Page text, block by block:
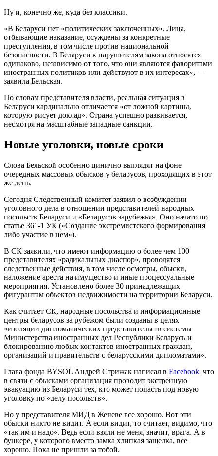
Ну и, конечно же, куда без классики.
«В Беларуси нет «политических заключенных». Лица,
отбывающие наказание, осуждены за конкретные
преступления, в том числе против национальной
безопасности. В Беларуси к нарушителям закона относятся
одинаково, независимо от того, что они являются фаворитами
иностранных политиков или действуют в их интересах», —
заявила Бельская.
По словам представителя власти, реальная ситуация в
Беларуси кардинально отличается «от ложной картины,
которую рисует доклад». Страна успешно развивается,
несмотря на масштабные западные санкции.
Новые уголовки, новые сроки
Слова Бельской особенно цинично выглядят на фоне
очередных массовых обысков у беларусов, проходящих в этот
же день.
Сегодня Следственный комитет заявил о возбуждении
уголовного дела в отношении представителей народных
посольств Беларуси и «Беларусов зарубежья». Оно начато по
статье 361-1 УК («Создание экстремистского формирования
либо участие в нем»).
В СК заявили, что имеют информацию о более чем 100
представителях «радикальных диаспор», проводятся
следственные действия, в том числе осмотры, обыски,
наложение ареста на имущество и иные процессуальные
мероприятия. Установлено более 30 принадлежащих
фигурантам объектов недвижимости на территории Беларуси.
Как считает СК, народные посольства и информационные
центры беларусов за рубежом были созданы в целях
«изоляции дипломатических представительств системы
Министерства иностранных дел Республики Беларусь и
блокированию любых контактов иностранных граждан,
организаций и правительств с беларусскими дипломатами».
Глава фонда BYSOL Андрей Стрижак написал в Facebook, что
в связи с обысками организация проводит экстренную
эвакуацию из Беларуси тех, кто может попасть под новую
уголовку по «делу посольств».
Но у представителя МИД в Женеве все хорошо. Вот эти
обыски никто не видит. А если видит, то считает, видимо, что
«так им и надо». Ведь если взяли не меня, значит, врага. А в
бункере, у которого вместо замка хлипкая защелка, все
хорошо. Пока не пришли за тобой.